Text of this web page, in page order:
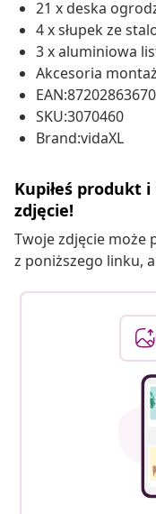
21 x deska
4 x słupek ze
3 x aluminiowa
Akcesoria
SKU:3070460
Brand:vidaXL
Kupiłeś produkt i
zdjęcie!
Twoje zdjęcie może
z poniższego linku,